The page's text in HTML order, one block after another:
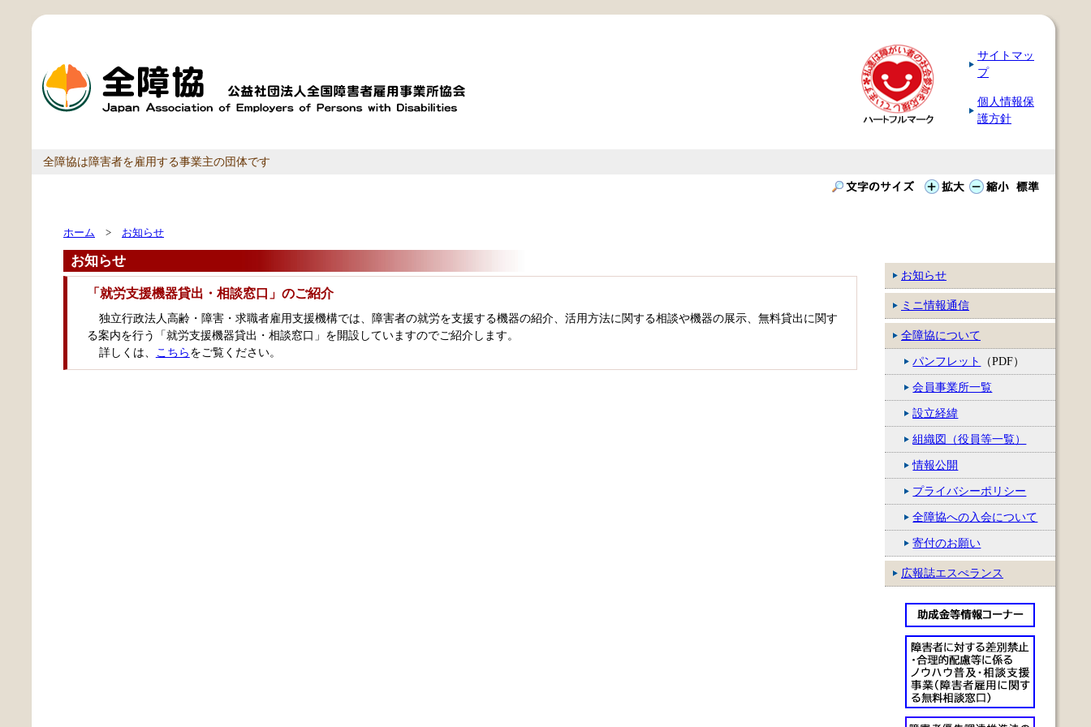
サイトマッ
プ
個人情報保
護方針
全障協は障害者を雇用する事業主の団体です
お知らせ
ミニ情報通信
全障協について
パンフレット
（PDF）
会員事業所一覧
設立経緯
組織図（役員等一覧）
情報公開
プライバシーポリシー
全障協への入会について
寄付のお願い
広報誌エスぺランス
ホーム > お知らせ
お知らせ
「就労支援機器貸出・相談窓口」のご紹介
独立行政法人高齢・障害・求職者雇用支援機構では、障害者の就労を支援する機器の紹介、活用方法に関する相談や機器の展示、無料貸出に関す
る案内を行う「就労支援機器貸出・相談窓口」を開設していますのでご紹介します。
詳しくは、
こちらをご覧ください。